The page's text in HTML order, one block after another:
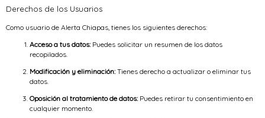
Derechos de los Usuarios
Como usuario de Alerta Chiapas, tienes los siguientes derechos:
Acceso a tus datos: Puedes solicitar un resumen de los datos
recopilados.
Modificación y eliminación: Tienes derecho a actualizar o eliminar tus
datos.
Oposición al tratamiento de datos: Puedes retirar tu consentimiento en
cualquier momento.